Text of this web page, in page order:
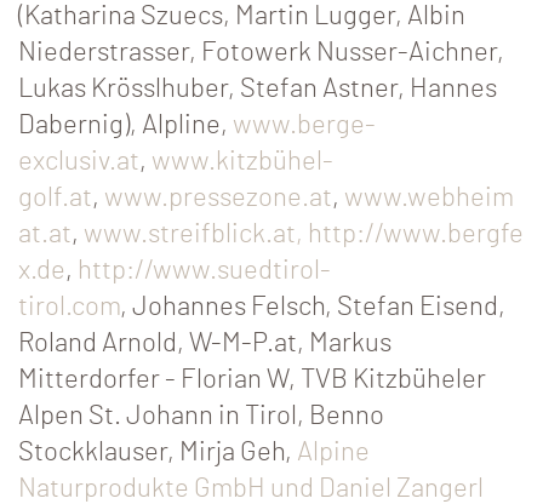
(Katharina Szuecs, Martin Lugger, Albin
Niederstrasser, Fotowerk Nusser-Aichner,
Lukas Krösslhuber, Stefan Astner, Hannes
Dabernig), Alpline, www.berge-
exclusiv.at, www.kitzbühel-
golf.at, www.pressezone.at, www.webheim
at.at, www.streifblick.at, http://www.bergfe
x.de, http://www.suedtirol-
tirol.com, Johannes Felsch, Stefan Eisend,
Roland Arnold, W-M-P.at, Markus
Mitterdorfer - Florian W, TVB Kitzbüheler
Alpen St. Johann in Tirol, Benno
Stockklauser, Mirja Geh, Alpine
Naturprodukte GmbH und Daniel Zangerl